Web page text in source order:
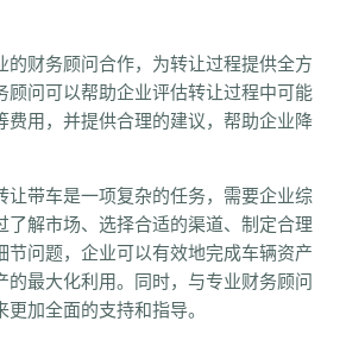
的财务顾问合作，为转让过程提供全方
顾问可以帮助企业评估转让过程中可能
费用，并提供合理的建议，帮助企业降
让带车是一项复杂的任务，需要企业综
了解市场、选择合适的渠道、制定合理
节问题，企业可以有效地完成车辆资产
的最大化利用。同时，与专业财务顾问
加全面的支持和指导。